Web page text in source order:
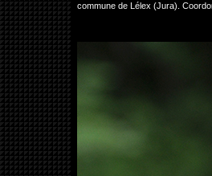
commune de Lélex (Jura).